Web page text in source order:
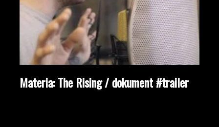
Materia: The Rising / dokument #trailer